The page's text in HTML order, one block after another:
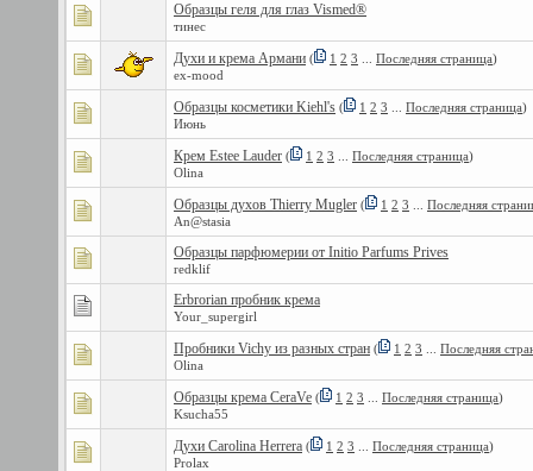
Образцы геля для глаз Vismed®
тинес
Духи и крема Армани ( 1 2 3 Последняя страница)
ex-mood
Образцы косметики Kiehl's ( 1 2 3 Последняя страница)
Июнь
Крем Estee Lauder ( 1 2 3 Последняя страница)
Olina
Образцы духов Thierry Mugler ( 1 2 3
Последняя
An@stasia
Образцы парфюмерии от Initio Parfums Prives
redklif
Erbrorian пробник крема
Your_supergirl
Пробники Vichy из разных стран ( 1 2 3
Последняя
Olina
Образцы крема CeraVe ( 1 2 3 Последняя страница)
Ksucha55
Духи Carolina Herrera ( 1 2 3 Последняя страница)
Prolax